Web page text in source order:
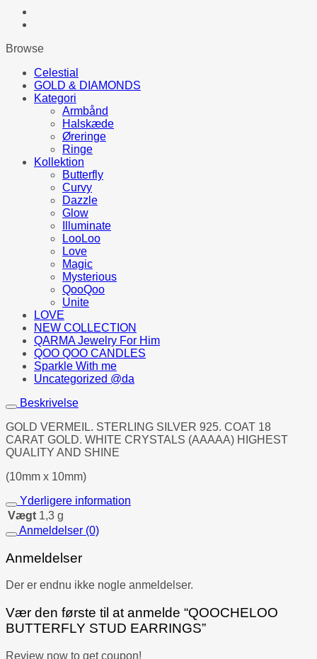
Browse
Celestial
GOLD & DIAMONDS
Kategori
Armbånd
Halskæde
Øreringe
Ringe
Kollektion
Butterfly
Curvy
Dazzle
Glow
Illuminate
LooLoo
Love
Magic
Mysterious
QooQoo
Unite
LOVE
NEW COLLECTION
QARMA Jewelry For Him
QOO QOO CANDLES
Sparkle With me
Uncategorized @da
Beskrivelse
GOLD VERMEIL. STERLING SILVER 925. COAT 18
CARAT GOLD. WHITE CRYSTALS (AAAAA) HIGHEST
QUALITY AND SHINE
(10mm x 10mm)
Yderligere information
Vægt 1,3 g
Anmeldelser (0)
Anmeldelser
Der er endnu ikke nogle anmeldelser.
Vær den første til at anmelde “QOOCHELOO
BUTTERFLY STUD EARRINGS”
Review now to get coupon!